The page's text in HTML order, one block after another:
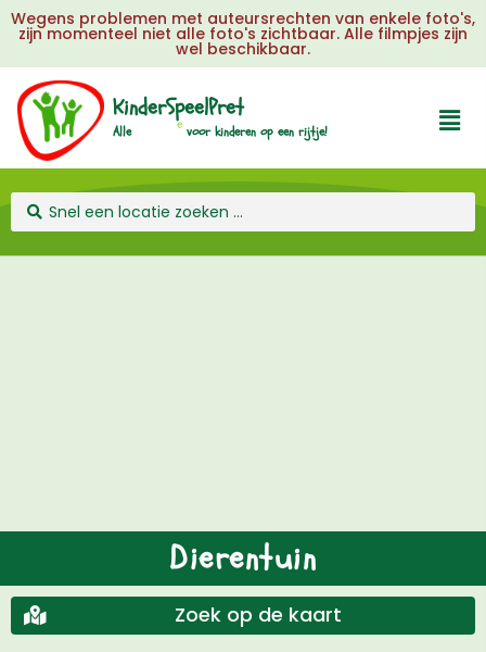
Wegens problemen met auteursrechten van enkele foto's,
zijn momenteel niet alle foto's zichtbaar. Alle filmpjes zijn
wel beschikbaar.
KinderSpeelPret
Alle voor kinderen op een rijtje!
Dierentuin
Zoek op de kaart